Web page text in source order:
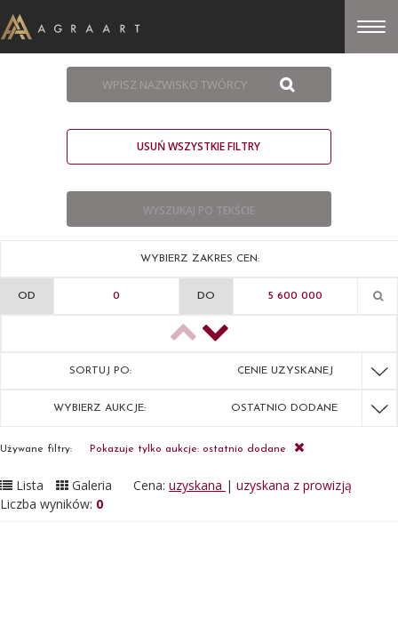
USUŃ WSZYSTKIE FILTRY
WYBIERZ ZAKRES CEN:
OD DO
SORTUJ PO: CENIE UZYSKANEJ
WYBIERZ AUKCJE: OSTATNIO DODANE
Używane filtry: Pokazuje tylko aukcje: ostatnio dodane
Lista Galeria Cena: uzyskana | uzyskana z prowizją
Liczba wyników: 0